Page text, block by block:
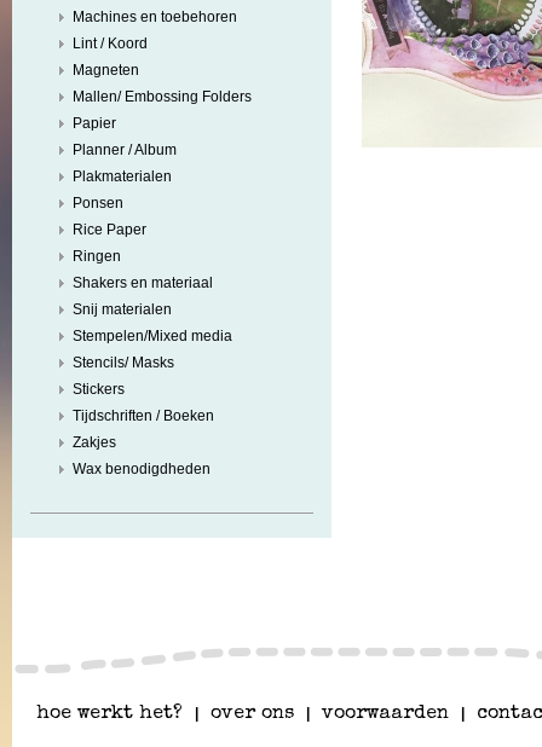
Machines en toebehoren
Lint / Koord
Magneten
Mallen/ Embossing Folders
Papier
Planner / Album
Plakmaterialen
Ponsen
Rice Paper
Ringen
Shakers en materiaal
Snij materialen
Stempelen/Mixed media
Stencils/ Masks
Stickers
Tijdschriften / Boeken
Zakjes
Wax benodigdheden
hoe werkt het? over ons voorwaarden